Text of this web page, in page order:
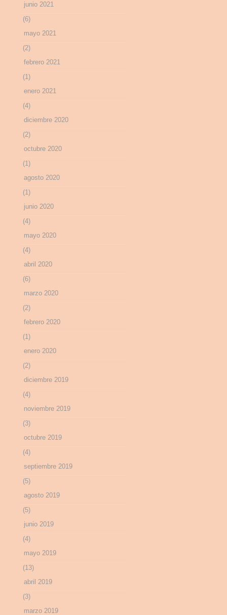
junio 2021
(6)
mayo 2021
(2)
febrero 2021
(1)
enero 2021
(4)
diciembre 2020
(2)
octubre 2020
(1)
agosto 2020
(1)
junio 2020
(4)
mayo 2020
(4)
abril 2020
(6)
marzo 2020
(2)
febrero 2020
(1)
enero 2020
(2)
diciembre 2019
(4)
noviembre 2019
(3)
octubre 2019
(4)
septiembre 2019
(5)
agosto 2019
(5)
junio 2019
(4)
mayo 2019
(13)
abril 2019
(3)
marzo 2019